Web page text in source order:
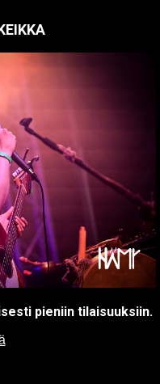
pieniin tilaisuuksiin.